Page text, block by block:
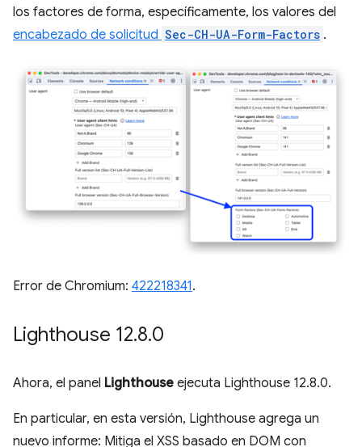
los factores de forma, específicamente, los valores del
encabezado de solicitud Sec-CH-UA-Form-Factors .
Error de Chromium: 422218341.
Lighthouse 12.8.0
Ahora, el panel Lighthouse ejecuta Lighthouse 12.8.0.
En particular, en esta versión, Lighthouse agrega un
nuevo informe: Mitiga el XSS basado en DOM con